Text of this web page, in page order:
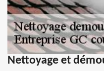
Nettoyage et